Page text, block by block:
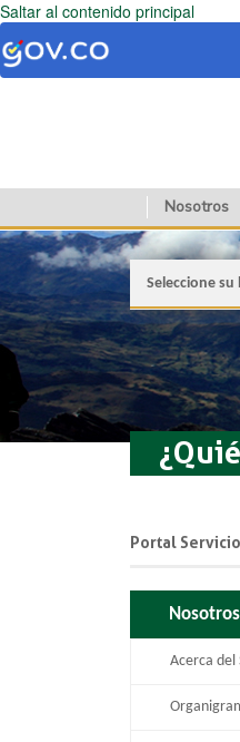
Saltar al contenido principal
Nosotros
Seleccione
Portal
Nosotros
Acerca del